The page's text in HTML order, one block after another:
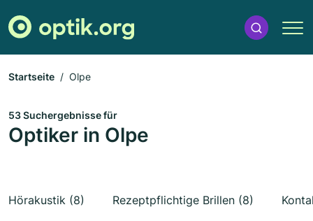
Startseite Olpe
53 Suchergebnisse für
Optiker in Olpe
Hörakustik (8) Rezeptpflichtige Brillen (8)